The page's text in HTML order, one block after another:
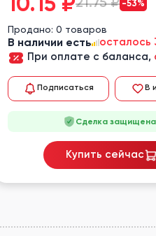
21.75 ₽ -53%
Продано: 0 товаров
В наличии есть
осталось
При оплате с баланса,
Подписаться В
Сделка защищена
Купить сейчас